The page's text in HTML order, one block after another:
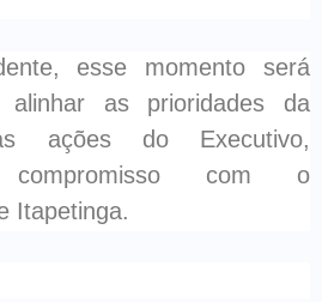
esse momento será
alinhar as prioridades da
ações do Executivo,
com o
Itapetinga.